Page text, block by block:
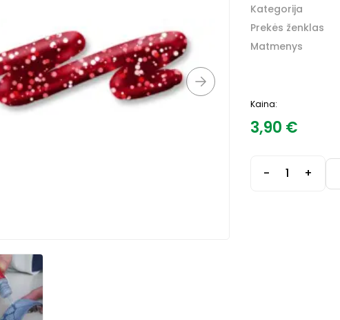
Kategorija
Prekės ženklas
Matmenys
Kaina:
3,90 €
- +